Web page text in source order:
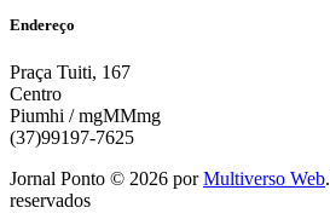
Endereço
Praça Tuiti, 167
Centro
Piumhi / mgMMmg
(37)99197-7625
Jornal Ponto © 2026 porMultiverso Web
reservados